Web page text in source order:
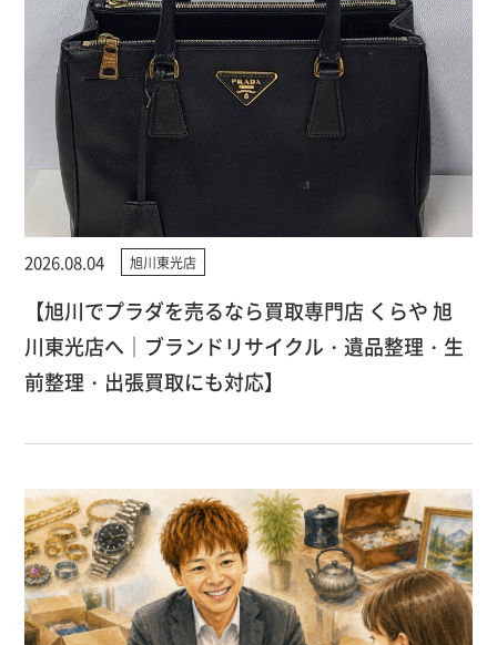
2026.08.04 旭川東光店
【旭川でプラダを売るなら買取専門店 くらや 旭
川東光店へ｜ブランドリサイクル・遺品整理・生
前整理・出張買取にも対応】